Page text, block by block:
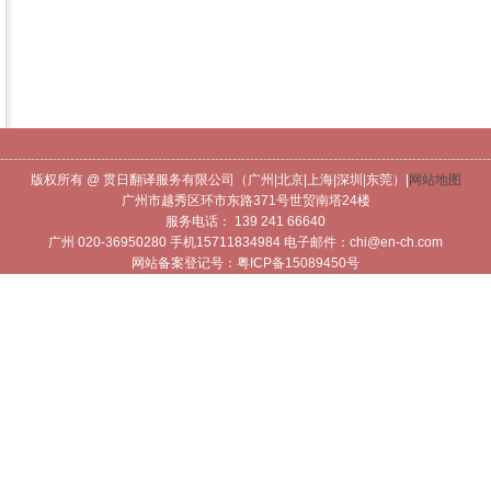
版权所有 @ 贯日翻译服务有限公司（广州|北京|上海|深圳|东莞）|
网站地图
广州市越秀区环市东路371号世贸南塔24楼
服务电话： 139 241 66640
广州 020-36950280 手机15711834984 电子邮件：chi@en-ch.com
网站备案登记号：粤ICP备15089450号